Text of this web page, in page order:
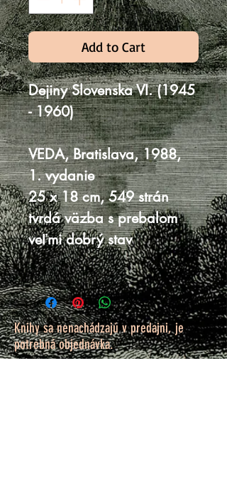
Add to Cart
Dejiny Slovenska VI. (1945
- 1960)
VEDA, Bratislava, 1988,
1. vydanie
25 x 18 cm, 549 strán
tvrdá väzba s prebalom
veľmi dobrý stav
Knihy sa nenachádzajú v predajni, je
potrebná objednávka.